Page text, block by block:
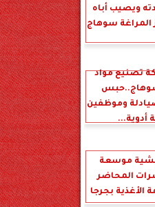
ويصيب أباه
المراغة سوهاج
تصنيع مواد
و10 صيادلة وموظفين
أدوية...
موسعة
المحاضر
الأغذية بجرجا